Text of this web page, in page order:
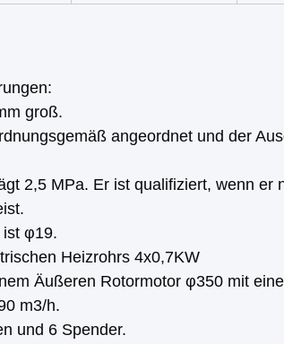
groß.
angeordnet und der
2,5 MPa. Er ist qualifiziert, wenn er
ist φ19.
Heizrohrs 4x0,7KW
Äußeren Rotormotor φ350 mit
m3/h.
und 6 Spender.